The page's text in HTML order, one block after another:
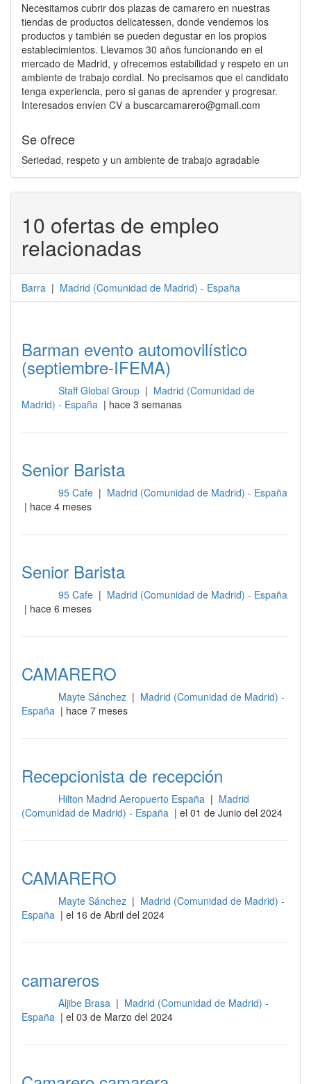
Necesitamos cubrir dos plazas de camarero en nuestras
tiendas de productos delicatessen, donde vendemos los
productos y también se pueden degustar en los propios
establecimientos. Llevamos 30 años funcionando en el
mercado de Madrid, y ofrecemos estabilidad y respeto en un
ambiente de trabajo cordial. No precisamos que el candidato
tenga experiencia, pero si ganas de aprender y progresar.
Interesados envíen CV a buscarcamarero@gmail.com
Se ofrece
Seriedad, respeto y un ambiente de trabajo agradable
10 ofertas de empleo
relacionadas
Barra | Madrid (Comunidad de Madrid) - España
Barman evento automovilístico
(septiembre-IFEMA)
Staff Global Group | Madrid (Comunidad de
Madrid) - España | hace 3 semanas
Senior Barista
95 Cafe | Madrid (Comunidad de Madrid) - España
| hace 4 meses
Senior Barista
95 Cafe | Madrid (Comunidad de Madrid) - España
| hace 6 meses
CAMARERO
Mayte Sánchez | Madrid (Comunidad de Madrid) -
España | hace 7 meses
Recepcionista de recepción
Hilton Madrid Aeropuerto España | Madrid
(Comunidad de Madrid) - España | el 01 de Junio del 2024
CAMARERO
Mayte Sánchez | Madrid (Comunidad de Madrid) -
España | el 16 de Abril del 2024
camareros
Aljibe Brasa | Madrid (Comunidad de Madrid) -
España | el 03 de Marzo del 2024